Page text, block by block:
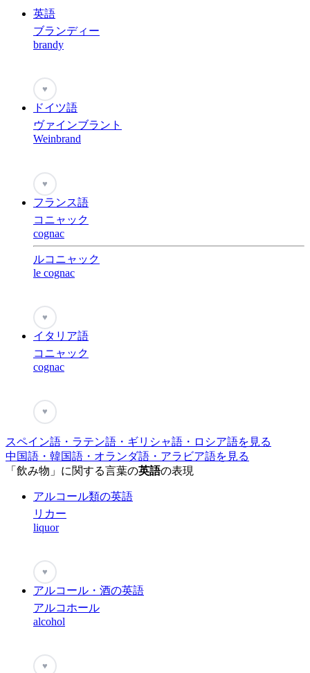
英語
ブランディー
brandy
♥
ドイツ語
ヴァインブラント
Weinbrand
♥
フランス語
コニャック
cognac
ルコニャック
le cognac
♥
イタリア語
コニャック
cognac
♥
スペイン語・ラテン語・ギリシャ語・ロシア語を見る
中国語・韓国語・オランダ語・アラビア語を見る
「飲み物」に関する言葉の英語の表現
アルコール類の英語
リカー
liquor
♥
アルコール・酒の英語
アルコホール
alcohol
♥